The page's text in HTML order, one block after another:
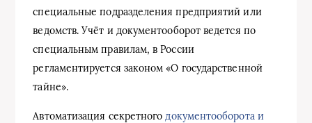
специальные подразделения предприятий или
ведомств. Учёт и документооборот ведется по
специальным правилам, в России
регламентируется законом «О государственной
тайне».
Автоматизация секретногодокументооборота и